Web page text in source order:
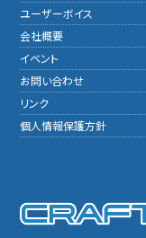
ユーザーボイス
会社概要
イベント
お問い合わせ
リンク
個人情報保護方針